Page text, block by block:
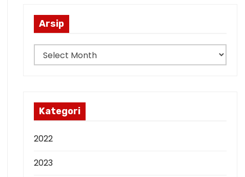
Arsip
r
Kategori
2022
2023